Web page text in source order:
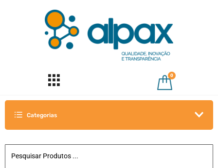
0
Categorias